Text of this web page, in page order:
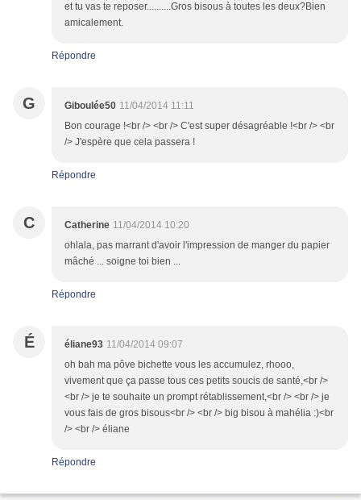
et tu vas te reposer..........Gros bisous à toutes les deux?Bien
amicalement.
Répondre
G Giboulée50 11/04/2014 11:11
Bon courage !<br /> <br /> C'est super désagréable !<br /> <br
/> J'espère que cela passera !
Répondre
C Catherine 11/04/2014 10:20
ohlala, pas marrant d'avoir l'impression de manger du papier
mâché ... soigne toi bien ...
Répondre
É éliane93 11/04/2014 09:07
oh bah ma pôve bichette vous les accumulez, rhooo,
vivement que ça passe tous ces petits soucis de santé,<br />
<br /> je te souhaite un prompt rétablissement,<br /> <br /> je
vous fais de gros bisous<br /> <br /> big bisou à mahélia :)<br
/> <br /> éliane
Répondre